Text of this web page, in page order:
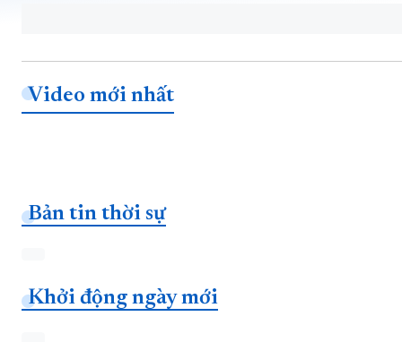
Video mới nhất
Bản tin thời sự
Khởi động ngày mới